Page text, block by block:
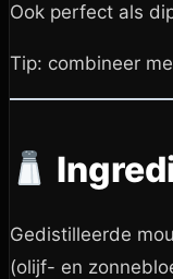
Ook perfect als
Tip: combineer
Gedistilleerde
(olijf- en